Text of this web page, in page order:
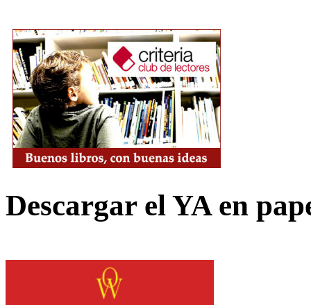
Descargar el YA en